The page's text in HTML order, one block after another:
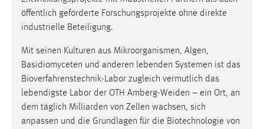
öffentlich geförderte Forschungsprojekte ohne direkte
industrielle Beteiligung.
Mit seinen Kulturen aus Mikroorganismen, Algen,
Basidiomyceten und anderen lebenden Systemen ist das
Bioverfahrenstechnik-Labor zugleich vermutlich das
lebendigste Labor der OTH Amberg-Weiden – ein Ort, an
dem täglich Milliarden von Zellen wachsen, sich
anpassen und die Grundlagen für die Biotechnologie von